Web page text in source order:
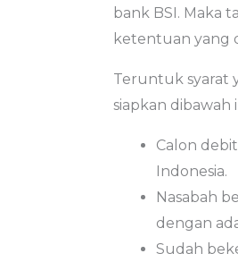
bank BSI. Maka
ketentuan yang
Teruntuk syarat
siapkan dibawah
Calon
Indonesia.
Nasabah
dengan
Sudah